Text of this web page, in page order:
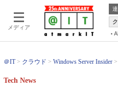
メディア
＠IT クラウド Windows Server Insider
Tech News